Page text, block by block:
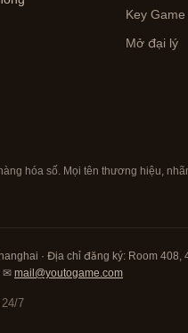
Key Game
Mở đại lý
hóa số. Mọi tên thương hiệu,
· Địa chỉ đăng ký: Room
✉ mail@youtogame.com
7